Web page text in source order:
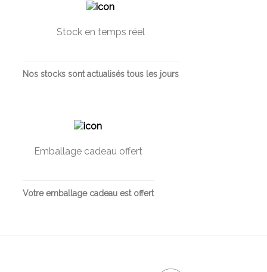
Stock en temps réel
Nos stocks sont actualisés tous les jours
Emballage cadeau offert
Votre emballage cadeau est offert